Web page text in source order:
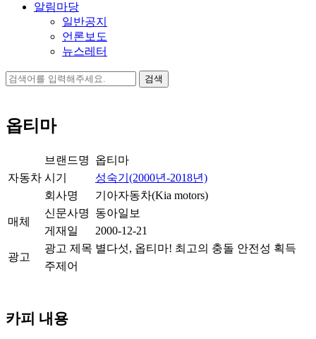
알림마당
일반공지
언론보도
뉴스레터
검
옵티마
자동차
브랜드명
옵티마
시기
성숙기(2000년-2018년)
회사명
기아자동차(Kia motors)
매체
신문사명
동아일보
게재일
2000-12-21
광고
광고 제목 별다섯, 옵티마! 최고의 충돌 안전성 획득
주제어
카피 내용